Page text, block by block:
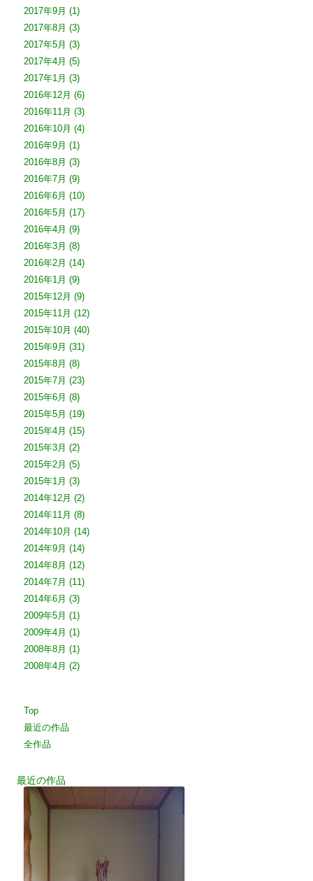
2017年9月 (1)
2017年8月 (3)
2017年5月 (3)
2017年4月 (5)
2017年1月 (3)
2016年12月 (6)
2016年11月 (3)
2016年10月 (4)
2016年9月 (1)
2016年8月 (3)
2016年7月 (9)
2016年6月 (10)
2016年5月 (17)
2016年4月 (9)
2016年3月 (8)
2016年2月 (14)
2016年1月 (9)
2015年12月 (9)
2015年11月 (12)
2015年10月 (40)
2015年9月 (31)
2015年8月 (8)
2015年7月 (23)
2015年6月 (8)
2015年5月 (19)
2015年4月 (15)
2015年3月 (2)
2015年2月 (5)
2015年1月 (3)
2014年12月 (2)
2014年11月 (8)
2014年10月 (14)
2014年9月 (14)
2014年8月 (12)
2014年7月 (11)
2014年6月 (3)
2009年5月 (1)
2009年4月 (1)
2008年8月 (1)
2008年4月 (2)
Top
最近の作品
全作品
最近の作品